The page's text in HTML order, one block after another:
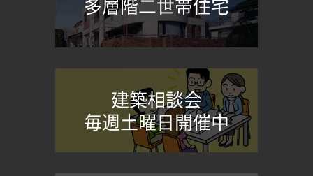
多層階二世帯住宅
建築相談会
毎週土曜日開催中